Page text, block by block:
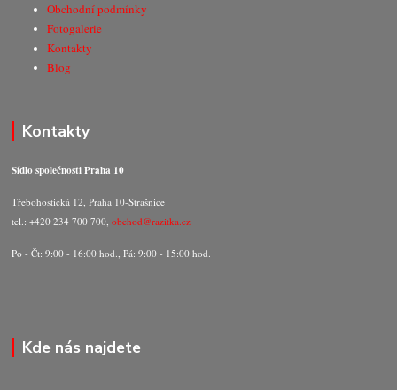
Obchodní podmínky
Fotogalerie
Kontakty
Blog
Kontakty
Sídlo společnosti Praha 10
Třebohostická 12, Praha 10-Strašnice
tel.: +420 234 700 700,obchod@razitka.cz
Po - Čt: 9:00 - 16:00 hod., Pá: 9:00 - 15:00 hod.
Kde nás najdete